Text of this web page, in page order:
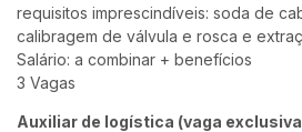
requisitos imprescindíveis: soda de
calibragem de válvula e rosca e
Salário: a combinar + benefícios
3 Vagas
Auxiliar de logística (vaga